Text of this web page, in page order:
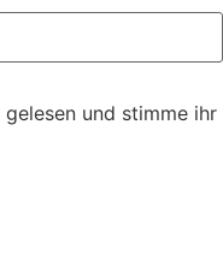
gelesen und stimme ihr